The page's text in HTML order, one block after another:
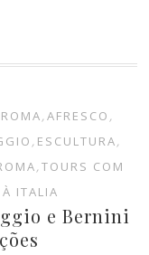
,AFRESCO ,
, ESCULTURA,
,TOURS COM
ITALIA
e Bernini